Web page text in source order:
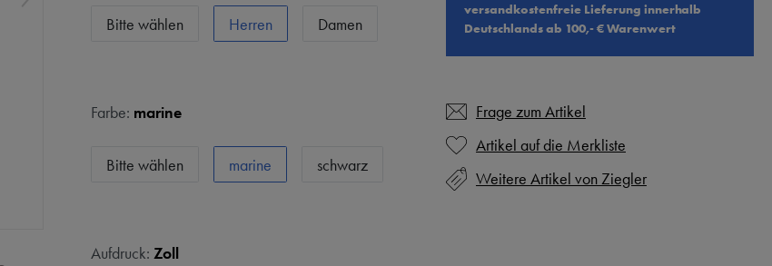
Bitte wählen Herren Damen
Farbe: marine
Bitte wählen marine schwarz
Aufdruck: Zoll
versandkostenfreie Lieferung innerhalb
Deutschlands ab 100,- € Warenwert
Frage zum Artikel
Weitere Artikel von Ziegler